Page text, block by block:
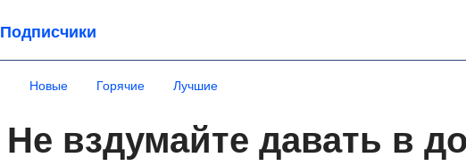
Подписчики
Новые Горячие Лучшие
Не вздумайте давать в